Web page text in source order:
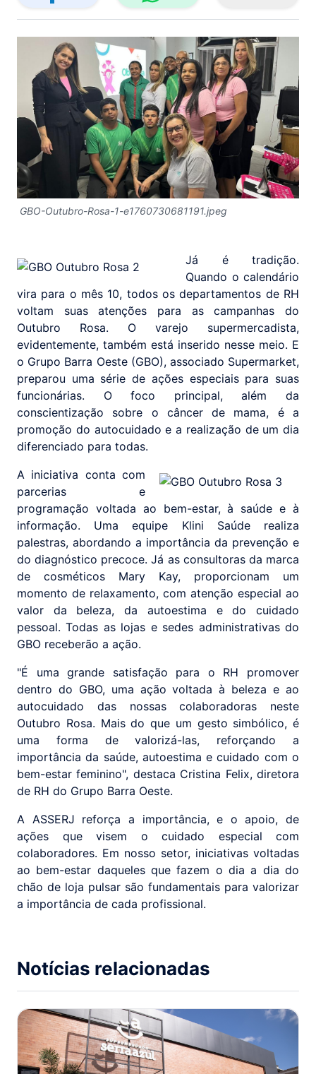
GBO-Outubro-Rosa-1-e1760730681191.jpeg
Já é tradição.
Quando o calendário
vira para o mês 10, todos os departamentos de RH
voltam suas atenções para as campanhas do
Outubro Rosa. O varejo supermercadista,
evidentemente, também está inserido nesse meio. E
o Grupo Barra Oeste (GBO), associado Supermarket,
preparou uma série de ações especiais para suas
funcionárias. O foco principal, além da
conscientização sobre o câncer de mama, é a
promoção do autocuidado e a realização de um dia
diferenciado para todas.
A iniciativa conta com
parcerias e
programação voltada ao bem-estar, à saúde e à
informação. Uma equipe Klini Saúde realiza
palestras, abordando a importância da prevenção e
do diagnóstico precoce. Já as consultoras da marca
de cosméticos Mary Kay, proporcionam um
momento de relaxamento, com atenção especial ao
valor da beleza, da autoestima e do cuidado
pessoal. Todas as lojas e sedes administrativas do
GBO receberão a ação.
"É uma grande satisfação para o RH promover
dentro do GBO, uma ação voltada à beleza e ao
autocuidado das nossas colaboradoras neste
Outubro Rosa. Mais do que um gesto simbólico, é
uma forma de valorizá-las, reforçando a
importância da saúde, autoestima e cuidado com o
bem-estar feminino", destaca Cristina Felix, diretora
de RH do Grupo Barra Oeste.
A ASSERJ reforça a importância, e o apoio, de
ações que visem o cuidado especial com
colaboradores. Em nosso setor, iniciativas voltadas
ao bem-estar daqueles que fazem o dia a dia do
chão de loja pulsar são fundamentais para valorizar
a importância de cada profissional.
Notícias relacionadas